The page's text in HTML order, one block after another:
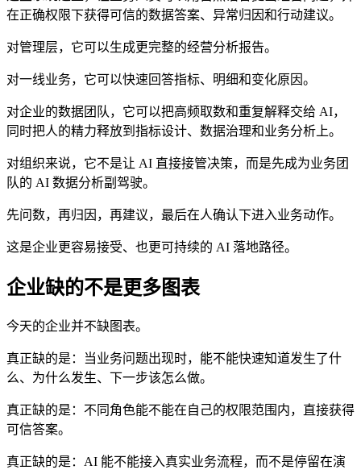
在正确权限下获得可信的数据答案、异常归因和行动建议。
对管理层，它可以生成更完整的经营分析报告。
对一线业务，它可以快速回答指标、明细和变化原因。
对企业的数据团队，它可以把高频取数和重复解释交给 AI，
同时把人的精力释放到指标设计、数据治理和业务分析上。
对组织来说，它不是让 AI 直接接管决策，而是先成为业务团
队的 AI 数据分析副驾驶。
先问数，再归因，再建议，最后在人确认下进入业务动作。
这是企业更容易接受、也更可持续的 AI 落地路径。
企业缺的不是更多图表
今天的企业并不缺图表。
真正缺的是：当业务问题出现时，能不能快速知道发生了什
么、为什么发生、下一步该怎么做。
真正缺的是：不同角色能不能在自己的权限范围内，直接获得
可信答案。
真正缺的是：AI 能不能接入真实业务流程，而不是停留在演